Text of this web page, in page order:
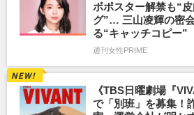
ボポスター解禁も“
グ”… 三山凌輝の密
る“キャッチコピー”
週刊女性PRIME
《TBS日曜劇場『
で「別班」を募集！